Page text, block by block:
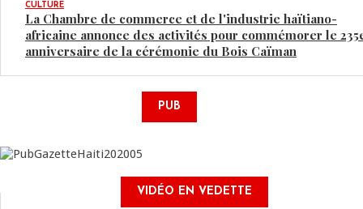
CULTURE
La Chambre de commerce et de l'industrie haïtiano-
africaine annonce des activités pour commémorer le
anniversaire de la cérémonie du Bois Caïman
PUB
VIDÉO EN VEDETTE